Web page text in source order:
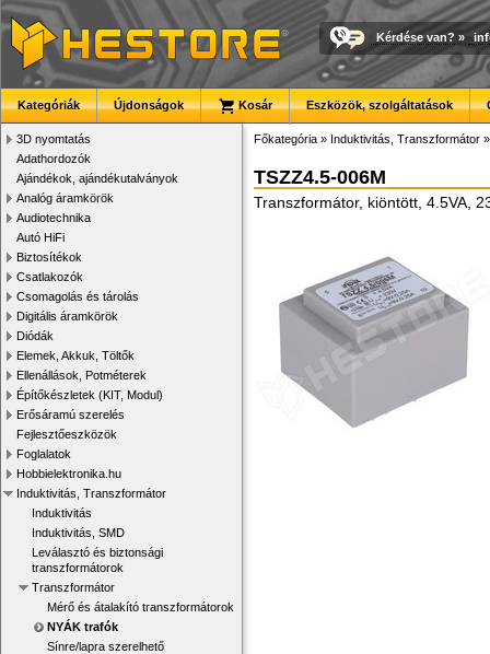
Kérdése van? »
Kategóriák Újdonságok Kosár Eszközök, szolgáltatások
3D nyomtatás
Adathordozók
Ajándékok, ajándékutalványok
Analóg áramkörök
Audiotechnika
Autó HiFi
Biztosítékok
Csatlakozók
Csomagolás és tárolás
Digitális áramkörök
Diódák
Elemek, Akkuk, Töltők
Ellenállások, Potméterek
Építőkészletek (KIT, Modul)
Erősáramú szerelés
Fejlesztőeszközök
Foglalatok
Hobbielektronika.hu
Induktivitás, Transzformátor
Induktivitás
Induktivitás, SMD
Leválasztó és biztonsági
transzformátorok
Transzformátor
Mérő és átalakító transzformátorok
NYÁK trafók
Sínre/lapra szerelhető
Főkategória » Induktivitás, Transzformátor
TSZZ4.5-006M
Transzformátor, kiöntött, 4.5VA,